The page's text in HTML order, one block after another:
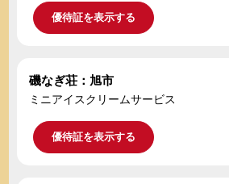
優待証を表示する
磯なぎ荘：旭市
ミニアイスクリームサービス
優待証を表示する